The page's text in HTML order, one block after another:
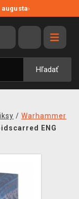
›
Hľadať
/ Warhammer
ENG